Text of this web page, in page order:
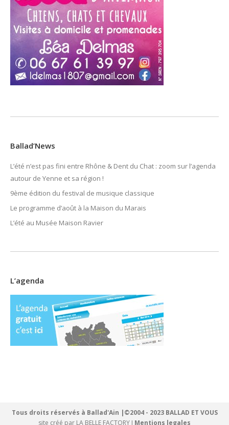
Ballad’News
L’été n’est pas fini entre Rhône & Dent du Chat : zoom sur l’agenda
autour de Yenne et sa région !
9ème édition du festival de musique classique
Le programme d’août à la Maison du Marais
L’été au Musée Maison Ravier
L’agenda
Tous droits réservés à Ballad'Ain |©2004 - 2023 BALLAD ET VOUS
site créé par LA BELLE FACTORY I Mentions legales